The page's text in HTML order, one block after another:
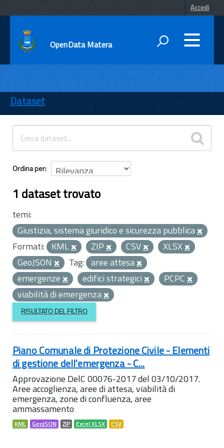
Accedi
OpenData Matera
ENTI
TEMI
INFORMAZIONI
Dataset
Ordina per
1 dataset trovato
temi:
Giustizia, sistema giuridico e sicurezza pubblica
Formati: KML ZIP CSV
XLSX
GeoJSON
Tag: aree attesa
emergenze
edifici strategici
PCPC
viabilità di emergenza
RISULTATO DEL FILTRO
Piano Comunale di Protezione Civile - Elementi
di gestione dell'emergenza - C...
Approvazione DelC 00076-2017 del 03/10/2017.
Aree accoglienza, aree di attesa, viabilità di
emergenza, zone di confluenza, aree
ammassamento
KML GeoJSON ZIP Excel XLSX CSV